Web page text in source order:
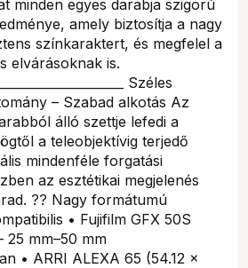
minden egyes darabja szigorú
amely biztosítja a nagy
színkaraktert, és megfelel a
elvárásoknak is.
Széles
– Szabad alkotás Az
álló szettje lefedi a
a teleobjektívig terjedő
mindenféle forgatási
az esztétikai megjelenés
?? Nagy formátumú
• Fujifilm GFX 50S
25 mm–50 mm
• ARRI ALEXA 65 (54.12 ×